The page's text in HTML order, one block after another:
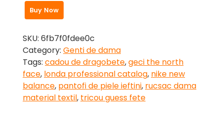
Buy Now
SKU: 6fb7f0fdee0c
Category: Genti de dama
Tags: cadou de dragobete,geci the north
face, londa professional catalog, nike new
balance, pantofi de piele ieftini, rucsac dama
material textil, tricou guess fete